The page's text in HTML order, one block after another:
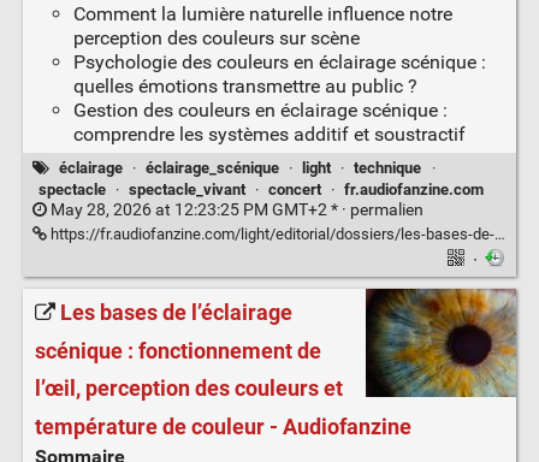
Comment la lumière naturelle influence notre
perception des couleurs sur scène
Psychologie des couleurs en éclairage scénique :
quelles émotions transmettre au public ?
Gestion des couleurs en éclairage scénique :
comprendre les systèmes additif et soustractif
éclairage · éclairage_scénique · light · technique
·
spectacle
· spectacle_vivant · concert · fr.audiofanzine.com
May 28, 2026 at 12:23:25 PM GMT+2 * · permalien
https://fr.audiofanzine.com/light/editorial/dossiers/les-bases-de-l-eclairage-perception-psychologie-et-gestion-des-couleur.html
·
Les bases de l’éclairage
scénique : fonctionnement de
l’œil, perception des couleurs et
température de couleur - Audiofanzine
Sommaire